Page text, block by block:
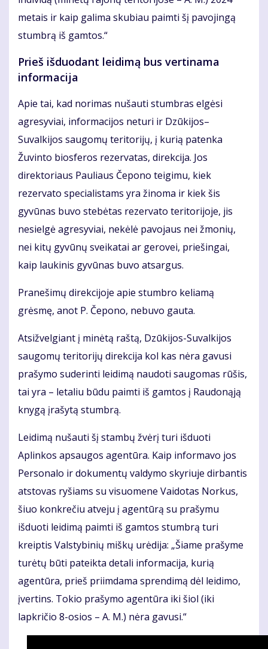
metais ir kaip galima skubiau paimti šį pavojingą
stumbrą iš gamtos.“
Prieš išduodant leidimą bus vertinama
informacija
Apie tai, kad norimas nušauti stumbras elgėsi
agresyviai, informacijos neturi ir Dzūkijos–
Suvalkijos saugomų teritorijų, į kurią patenka
Žuvinto biosferos rezervatas, direkcija. Jos
direktoriaus Pauliaus Čepono teigimu, kiek
rezervato specialistams yra žinoma ir kiek šis
gyvūnas buvo stebėtas rezervato teritorijoje, jis
nesielgė agresyviai, nekėlė pavojaus nei žmonių,
nei kitų gyvūnų sveikatai ar gerovei, priešingai,
kaip laukinis gyvūnas buvo atsargus.
Pranešimų direkcijoje apie stumbro keliamą
grėsmę, anot P. Čepono, nebuvo gauta.
Atsižvelgiant į minėtą raštą, Dzūkijos-Suvalkijos
saugomų teritorijų direkcija kol kas nėra gavusi
prašymo suderinti leidimą naudoti saugomas rūšis,
tai yra – letaliu būdu paimti iš gamtos į Raudonąją
knygą įrašytą stumbrą.
Leidimą nušauti šį stambų žvėrį turi išduoti
Aplinkos apsaugos agentūra. Kaip informavo jos
Personalo ir dokumentų valdymo skyriuje dirbantis
atstovas ryšiams su visuomene Vaidotas Norkus,
šiuo konkrečiu atveju į agentūrą su prašymu
išduoti leidimą paimti iš gamtos stumbrą turi
kreiptis Valstybinių miškų urėdija: „Šiame prašyme
turėtų būti pateikta detali informacija, kurią
agentūra, prieš priimdama sprendimą dėl leidimo,
įvertins. Tokio prašymo agentūra iki šiol (iki
lapkričio 8-osios – A. M.) nėra gavusi.“